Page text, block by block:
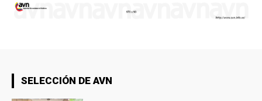
SELECCIÓN DE AVN